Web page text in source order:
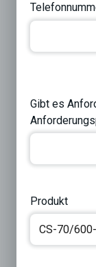
Gibt es
Produkt